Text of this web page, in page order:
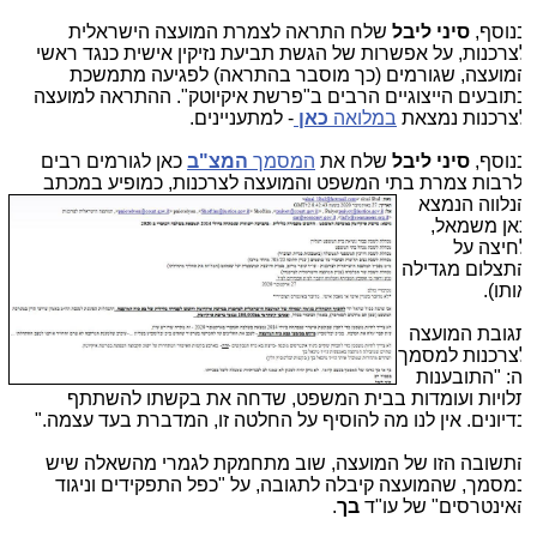
סיני ליבלשלח התראה לצמרת המועצה הישראלית
על אפשרות של הגשת תביעת נזיקין אישית כנגד ראשי
שגורמים (כך מוסבר בהתראה) לפגיעה מתמשכת
הייצוגיים הרבים ב"פרשת איקיוטק". ההתראה למועצה
נמצאתבמלואהכאן- למתעניינים.
סיני ליבלשלח אתהמסמךהמצ"בכאן לגורמים רבים
צמרת בתי המשפט והמועצהלצרכנות, כמופיע במכתב
הנמצא
משמאל,
על
מגדילה
המועצה
למסמך
"התובענות
ועומדות בבית המשפט, שדחה את בקשתו להשתתף
אין לנו מה להוסיף על החלטה זו, המדברת בעד עצמה."
הזו של המועצה, שוב מתחמקת לגמרי מהשאלה שיש
שהמועצה קיבלה לתגובה, על "כפל התפקידים וניגוד
של עו"דבך.